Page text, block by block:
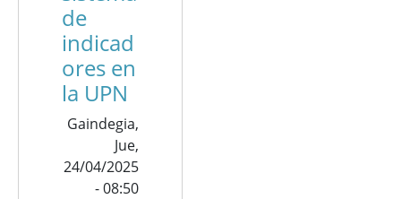
de
indicad
ores en
la UPN
Gaindegia,
Jue,
24/04/2025
- 08:50